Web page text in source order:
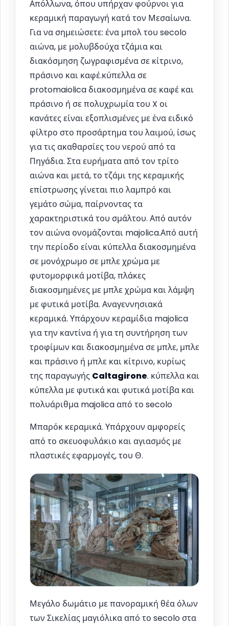
Απόλλωνα, όπου υπήρχαν φούρνοι για
κεραμική παραγωγή κατά τον Μεσαίωνα.
Για να σημειώσετε: ένα μπολ του secolo
αιώνα, με μολυβδούχα τζάμια και
διακόσμηση ζωγραφισμένα σε κίτρινο,
πράσινο και καφέ.κύπελλα σε
protomaiolica διακοσμημένα σε καφέ και
πράσινο ή σε πολυχρωμία του X οι
κανάτες είναι εξοπλισμένες με ένα ειδικό
φίλτρο στο προσάρτημα του λαιμού, ίσως
για τις ακαθαρσίες του νερού από τα
Πηγάδια. Στα ευρήματα από τον τρίτο
αιώνα και μετά, το τζάμι της κεραμικής
επίστρωσης γίνεται πιο λαμπρό και
γεμάτο σώμα, παίρνοντας τα
χαρακτηριστικά του σμάλτου. Από αυτόν
τον αιώνα ονομάζονται majolica.Από αυτή
την περίοδο είναι κύπελλα διακοσμημένα
σε μονόχρωμο σε μπλε χρώμα με
φυτομορφικά μοτίβα, πλάκες
διακοσμημένες με μπλε χρώμα και λάμψη
με φυτικά μοτίβα. Αναγεννησιακά
κεραμικά. Υπάρχουν κεραμίδια majolica
για την καντίνα ή για τη συντήρηση των
τροφίμων και διακοσμημένα σε μπλε, μπλε
και πράσινο ή μπλε και κίτρινο, κυρίως
της παραγωγής Caltagirone. κύπελλα και
κύπελλα με φυτικά και φυτικά μοτίβα και
πολυάριθμα majolica από το secolo
Μπαρόκ κεραμικά. Υπάρχουν αμφορείς
από το σκευοφυλάκιο και αγιασμός με
πλαστικές εφαρμογές, του Θ.
Μεγάλο δωμάτιο με πανοραμική θέα όλων
των Σικελίας μαγιόλικα από το secolo στα